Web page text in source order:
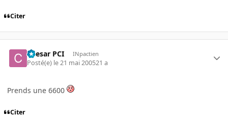
Citer
Caesar PCI INpactien
Posté(e) le 21 mai 200521 a
Prends une 6600
Citer